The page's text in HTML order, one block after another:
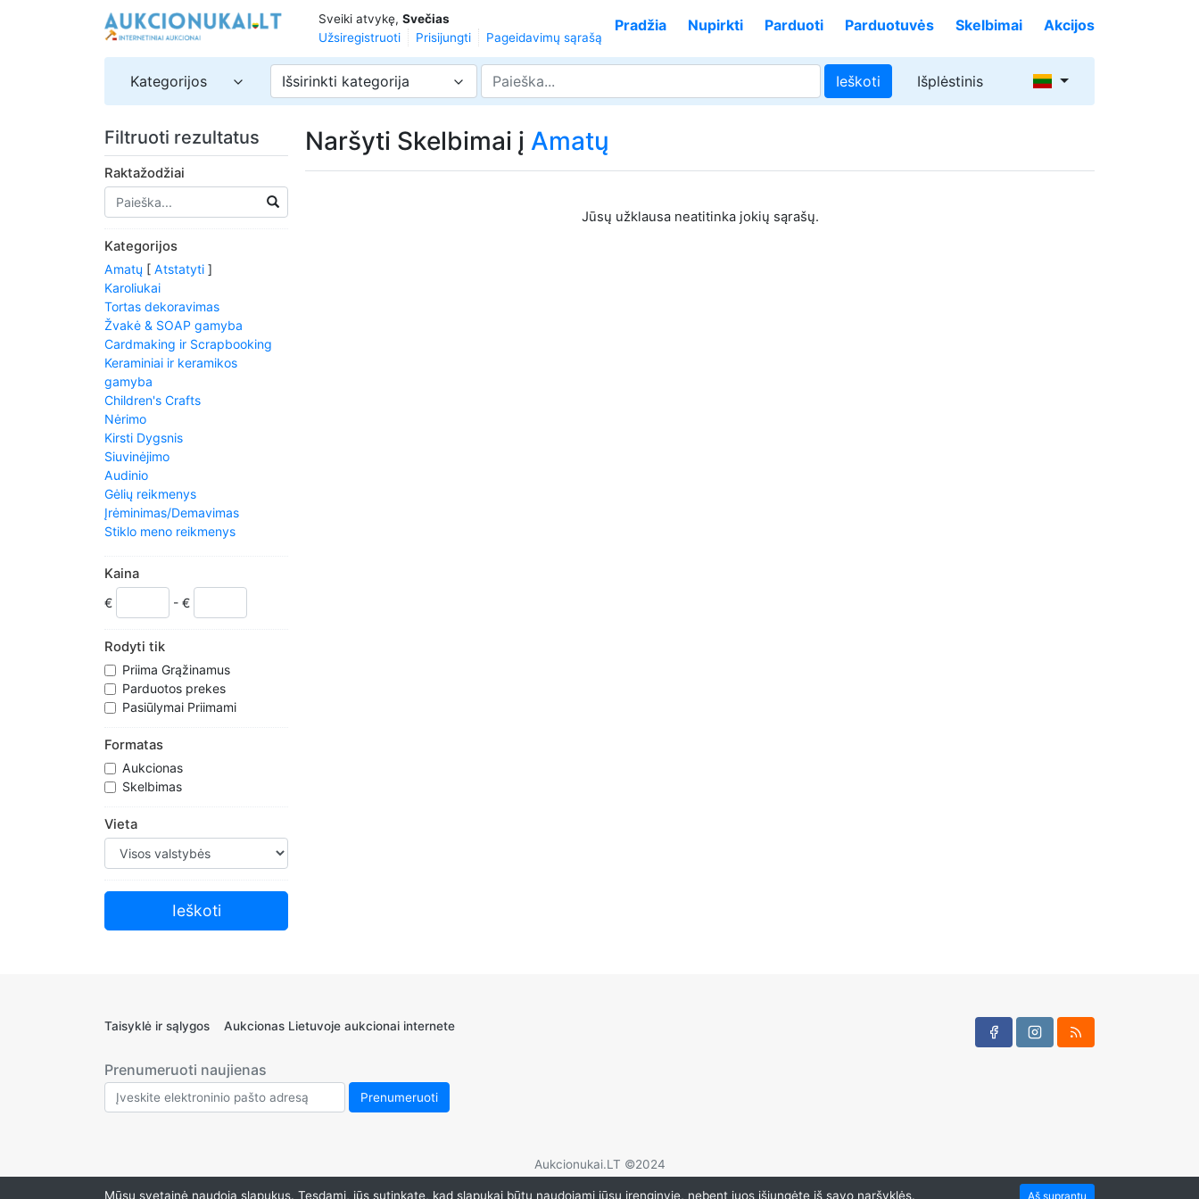
Sveiki atvykę, Svečias
Užsiregistruoti
Prisijungti Pageidavimų sąrašą
Pradžia Nupirkti Parduoti Parduotuvės Skelbimai Akcijos
Kategorijos Išsirinkti kategorija Ieškoti Išplėstinis
Filtruoti rezultatus
Raktažodžiai
Kategorijos
Amatų [ Atstatyti ]
Karoliukai
Tortas dekoravimas
Žvakė & SOAP gamyba
Cardmaking ir Scrapbooking
Keraminiai ir keramikos
gamyba
Children's Crafts
Nėrimo
Kirsti Dygsnis
Siuvinėjimo
Audinio
Gėlių reikmenys
Įrėminimas/Demavimas
Stiklo meno reikmenys
Papuošalų gamyba
Mezgimo
Lacemaking
gamyba
Leathercraft
Mozaika
Kiti amatai
Tapyba, piešinys & Art
Popieriaus amatai/origami
Guminiai štampavimo
Siuvimo
Medienos apdirbimo
Kaina
€ - €
Rodyti tik
Priima Grąžinamus
Parduotos prekes
Pasiūlymai Priimami
Formatas
Aukcionas
Skelbimas
Vieta
Naršyti Skelbimai į Amatų
Jūsų užklausa neatitinka jokių sąrašų.
Taisyklė ir sąlygos Aukcionas Lietuvoje aukcionai internete
Prenumeruoti naujienas
Aukcionukai.LT ©2024
Mūsų svetainė naudoja slapukus. Tęsdami, jūs sutinkate, kad slapukai būtų naudojami jūsų įrenginyje, nebent juos išjungėte iš savo naršyklės. Aš suprantu